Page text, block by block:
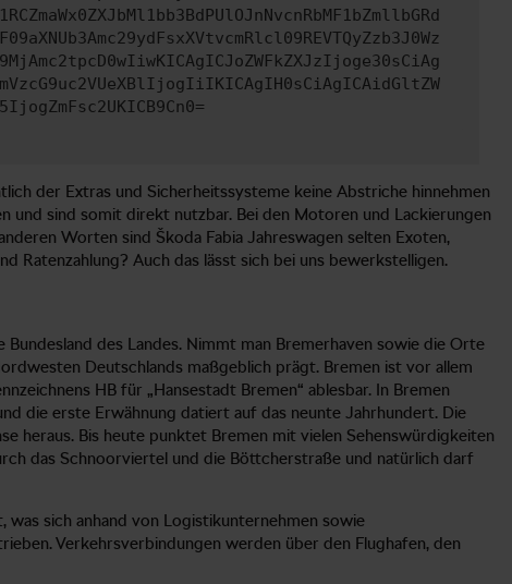
der Extras und Sicherheitssysteme keine Abstriche hinnehmen
und sind somit direkt nutzbar. Bei den Motoren und Lackierungen
Worten sind Škoda Fabia Jahreswagen selten Exoten,
Ratenzahlung? Auch das lässt sich bei uns bewerkstelligen.
des Landes. Nimmt man Bremerhaven sowie die Orte
Deutschlands maßgeblich prägt. Bremen ist vor allem
HB für „Hansestadt Bremen“ ablesbar. In Bremen
die erste Erwähnung datiert auf das neunte Jahrhundert. Die
heraus. Bis heute punktet Bremen mit vielen Sehenswürdigkeiten
das Schnoorviertel und die Böttcherstraße und natürlich darf
sich anhand von Logistikunternehmen sowie
Verkehrsverbindungen werden über den Flughafen, den